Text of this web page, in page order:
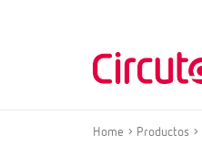
Home Productos